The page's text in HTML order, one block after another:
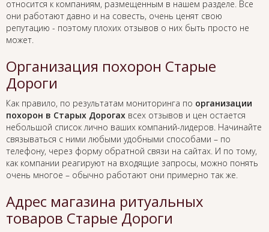
относится к компаниям, размещенным в нашем разделе. Все
они работают давно и на совесть, очень ценят свою
репутацию - поэтому плохих отзывов о них быть просто не
может.
Организация похорон Старые
Дороги
Как правило, по результатам мониторинга по организации
похорон в Старых Дорогах всех отзывов и цен остается
небольшой список лично ваших компаний-лидеров. Начинайте
связываться с ними любыми удобными способами – по
телефону, через форму обратной связи на сайтах. И по тому,
как компании реагируют на входящие запросы, можно понять
очень многое – обычно работают они примерно так же.
Адрес магазина ритуальных
товаров Старые Дороги